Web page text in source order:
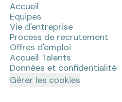
Accueil
Equipes
Vie d'entreprise
Process de recrutement
Offres d'emploi
Accueil Talents
Données et confidentialité
Gérer les cookies